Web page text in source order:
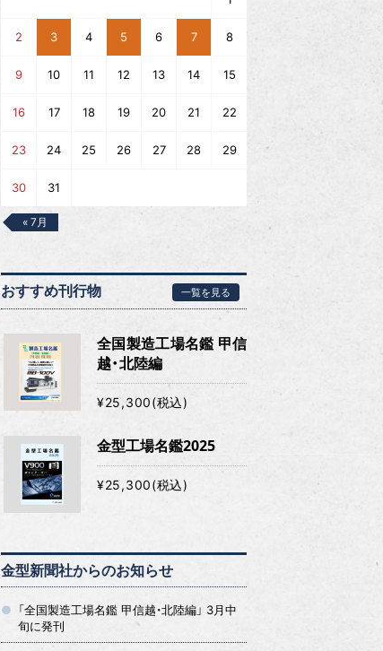
2 3 4 5 6 7 8
9 10 11 12 13 14 15
16 17 18 19 20 21 22
23 24 25 26 27 28 29
30 31
« 7月
おすすめ刊行物 一覧を見る
全国製造工場名鑑 甲信
越・北陸編
¥25,300(税込)
金型工場名鑑2025
¥25,300(税込)
金型新聞社からのお知らせ
「全国製造工場名鑑 甲信越・北陸編」 3月中
旬に発刊